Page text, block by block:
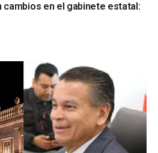
cambios en el gabinete estatal: